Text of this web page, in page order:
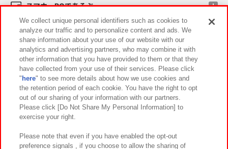
スマホ・PCであそぶ
イベント・キャンペーン
関連会社 サステナビリティ サイトポリシー
プライバシーポリシー ウェブアクセシビリティ方針と検証結果
お取引先さまとともに
カスタマーハラスメント対応方針 よくあるご質問・お問い合わせ
We collect unique personal identifiers such as cookies to
analyze our traffic and to personalize content and ads. We
share information about your use of our website with our
analytics and advertising partners, who may combine it with
other information that you have provided to them or that they
have collected from your use of their services. Please click
" here" to see more details about how we use cookies and
the retention period of each cookie. You have the right to opt
out of our sharing of your information with our partners.
Please click [Do Not Share My Personal Information] to
exercise your right.
Please note that even if you have enabled the opt-out
preference signals , if you choose to allow the sharing of